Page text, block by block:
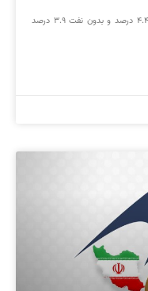
بانک مرکزی رشد اقتصادی سال گذشته را با نفت ۴.۴ درصد و بدون نفت ۳.۹ درصد